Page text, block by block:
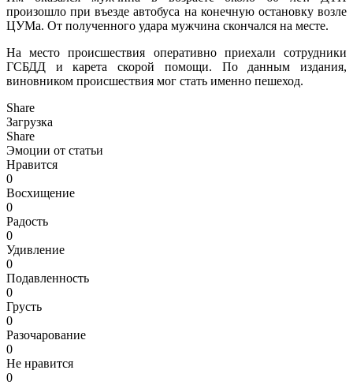
произошло при въезде автобуса на конечную остановку возле
ЦУМа. От полученного удара мужчина скончался на месте.
На место происшествия оперативно приехали сотрудники
ГСБДД и карета скорой помощи. По данным издания,
виновником происшествия мог стать именно пешеход.
Share
Загрузка
Share
Эмоции от статьи
Нравится
0
Восхищение
0
Радость
0
Удивление
0
Подавленность
0
Грусть
0
Разочарование
0
Не нравится
0